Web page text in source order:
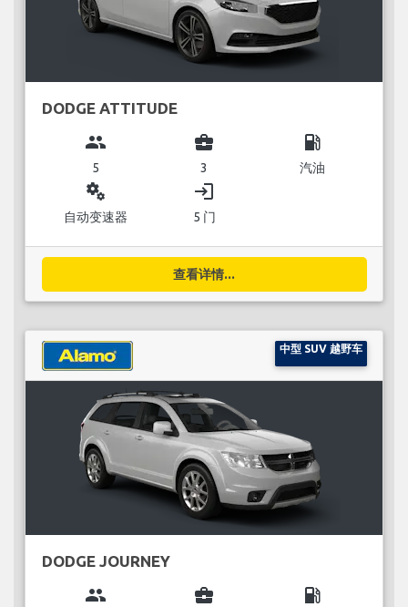
DODGE ATTITUDE
group
5
business_center
3
local_gas_station
汽油
miscellaneous_services
自动变速器
login
5 门
查看详情...
中型 SUV 越野车
DODGE JOURNEY
group business_center local_gas_station